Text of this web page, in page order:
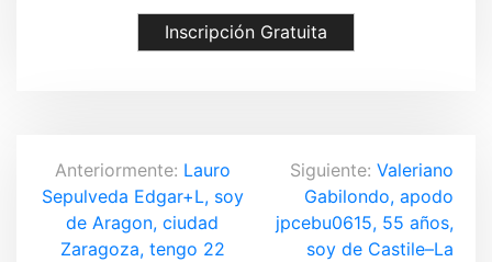
Inscripción Gratuita
N
a
Anteriormente: Lauro
Sepulveda Edgar+L, soy
de Aragon, ciudad
Zaragoza, tengo 22
Siguiente: Valeriano
Gabilondo, apodo
jpcebu0615, 55 años,
soy de Castile–La